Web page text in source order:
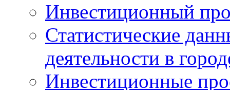
Инвестиционный
Статистические
деятельности в
Инвестиционные